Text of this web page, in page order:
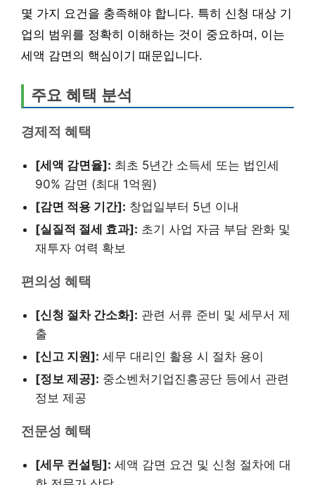
몇 가지 요건을 충족해야 합니다. 특히 신청 대상 기
업의 범위를 정확히 이해하는 것이 중요하며, 이는
세액 감면의 핵심이기 때문입니다.
주요 혜택 분석
경제적 혜택
[세액 감면율]: 최초 5년간 소득세 또는 법인세
90% 감면 (최대 1억원)
[감면 적용 기간]: 창업일부터 5년 이내
[실질적 절세 효과]: 초기 사업 자금 부담 완화 및
재투자 여력 확보
편의성 혜택
[신청 절차 간소화]: 관련 서류 준비 및 세무서 제
출
[신고 지원]: 세무 대리인 활용 시 절차 용이
[정보 제공]: 중소벤처기업진흥공단 등에서 관련
정보 제공
전문성 혜택
[세무 컨설팅]: 세액 감면 요건 및 신청 절차에 대